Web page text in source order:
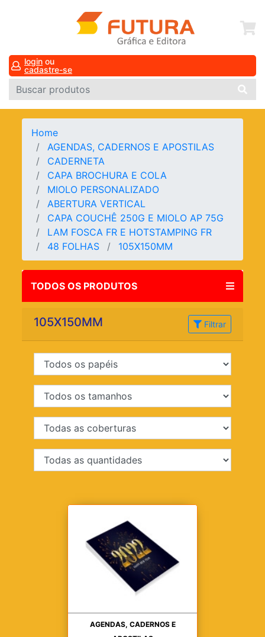
login ou
cadastre-se
Home
AGENDAS, CADERNOS E APOSTILAS
CADERNETA
CAPA BROCHURA E COLA
MIOLO PERSONALIZADO
ABERTURA VERTICAL
CAPA COUCHÊ 250G E MIOLO AP 75G
LAM FOSCA FR E HOTSTAMPING FR
48 FOLHAS
105X150MM
TODOS OS PRODUTOS
105X150MM Filtrar
AGENDAS, CADERNOS E